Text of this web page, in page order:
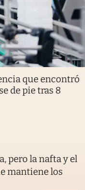
que encontró
de pie tras 8
pero la nafta y el
mantiene los